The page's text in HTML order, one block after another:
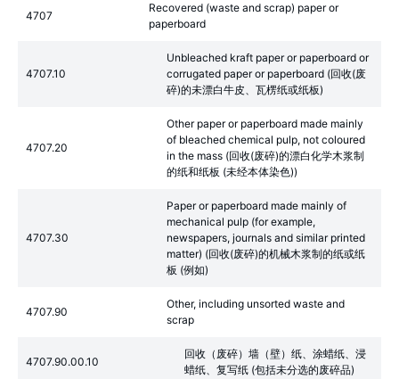
4707
Recovered (waste and scrap) paper or
paperboard
4707.10
Unbleached kraft paper or paperboard or
corrugated paper or paperboard (回收(废
碎)的未漂白牛皮、瓦楞纸或纸板)
4707.20
Other paper or paperboard made mainly
of bleached chemical pulp, not coloured
in the mass (回收(废碎)的漂白化学木浆制
的纸和纸板 (未经本体染色))
4707.30
Paper or paperboard made mainly of
mechanical pulp (for example,
newspapers, journals and similar printed
matter) (回收(废碎)的机械木浆制的纸或纸
板 (例如)
4707.90
Other, including unsorted waste and
scrap
4707.90.00.10
回收（废碎）墙（壁）纸、涂蜡纸、浸
蜡纸、复写纸 (包括未分选的废碎品)